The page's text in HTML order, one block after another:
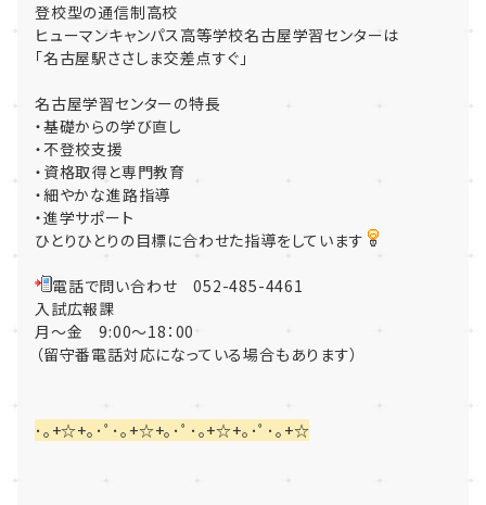
登校型の通信制高校
ヒューマンキャンパス高等学校名古屋学習センターは
「名古屋駅ささしま交差点すぐ」
名古屋学習センターの特長
・基礎からの学び直し
・不登校支援
・資格取得と専門教育
・細やかな進路指導
・進学サポート
ひとりひとりの目標に合わせた指導をしています
電話で問い合わせ 052-485-4461
入試広報課
月～金 9:00～18：00
（留守番電話対応になっている場合もあります）
･｡+☆+｡･ﾟ･｡+☆+｡･ﾟ･｡+☆+｡･ﾟ･｡+☆